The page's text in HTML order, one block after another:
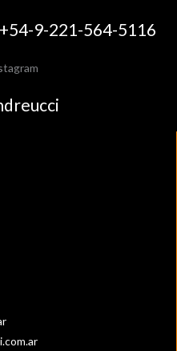
9-221-564-5116